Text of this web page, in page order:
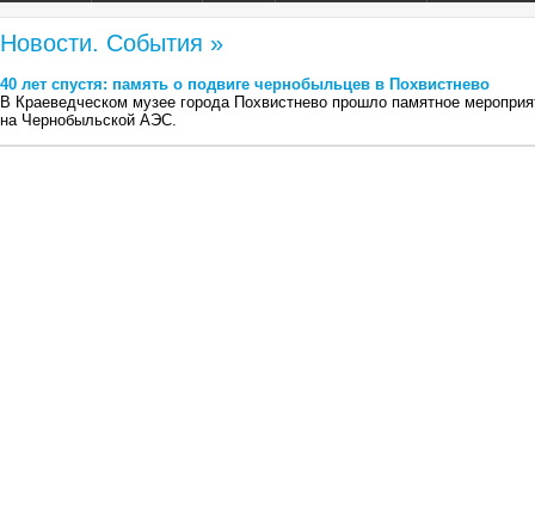
Новости. События »
40 лет спустя: память о подвиге чернобыльцев в Похвистнево
В Краеведческом музее города Похвистнево прошло памятное
на Чернобыльской АЭС.